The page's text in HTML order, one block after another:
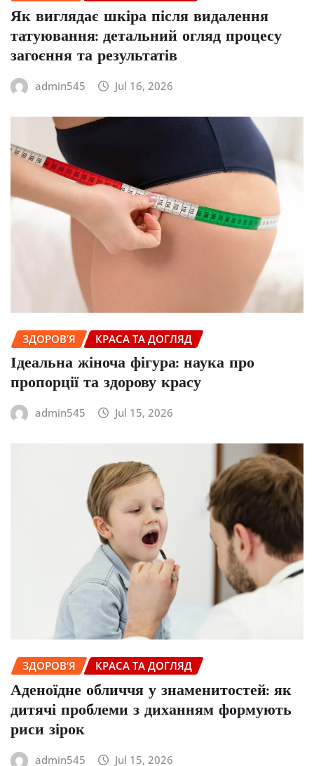
Як виглядає шкіра після видалення
татуювання: детальний огляд процесу
загоєння та результатів
admin545 Jul 16, 2026
ЗДОРОВ’Я КРАСА ТА ДОГЛЯД
Ідеальна жіноча фігура: наука про
пропорції та здорову красу
admin545 Jul 15, 2026
ЗДОРОВ’Я КРАСА ТА ДОГЛЯД
Аденоїдне обличчя у знаменитостей: як
дитячі проблеми з диханням формують
риси зірок
admin545 Jul 15, 2026